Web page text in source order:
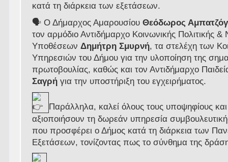
κατά τη διάρκεια των εξετάσεων.
🗣️ Ο Δήμαρχος ΑμαρουσίουΘεόδωρος
τον αρμόδιο Αντιδήμαρχο Κοινωνικής Πολιτικής &
ΥποθέσεωνΔημήτρη Σμυρνή, τα στελέχη των
Υπηρεσιών του Δήμου για την υλοποίηση της
πρωτοβουλίας, καθώς και τον Αντιδήμαρχο
Σαγρή για την υποστήριξη του εγχειρήματος.
Παράλληλα, καλεί όλους τους υποψηφίους και
αξιοποιήσουν τη δωρεάν υπηρεσία
που προσφέρει ο Δήμος κατά τη διάρκεια των
Εξετάσεων, τονίζοντας πως το σύνθημα της